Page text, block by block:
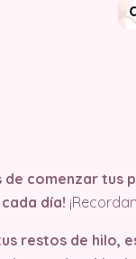
de comenzar
día!
restos de hilo,